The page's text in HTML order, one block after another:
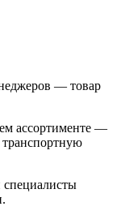
— товар
ассортименте —
специалисты